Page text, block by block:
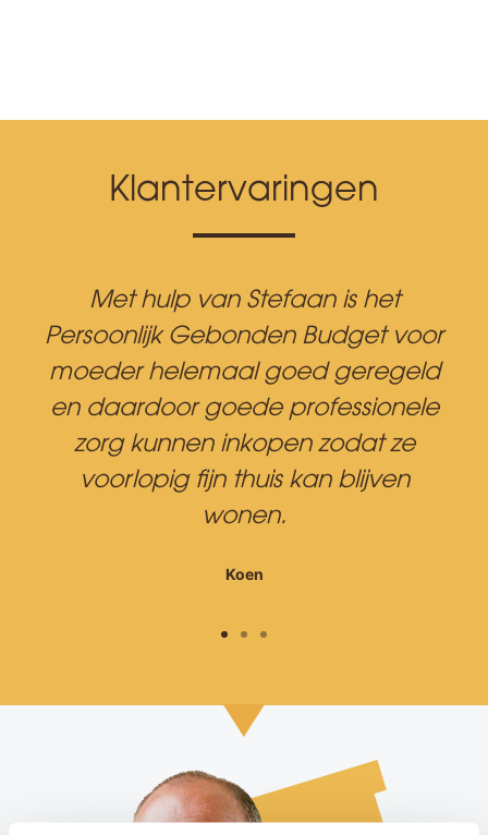
Klantervaringen
Met hulp van Stefaan is het
Persoonlijk Gebonden Budget voor
moeder helemaal goed geregeld
en daardoor goede professionele
zorg kunnen inkopen zodat ze
voorlopig fijn thuis kan blijven
wonen.
Koen